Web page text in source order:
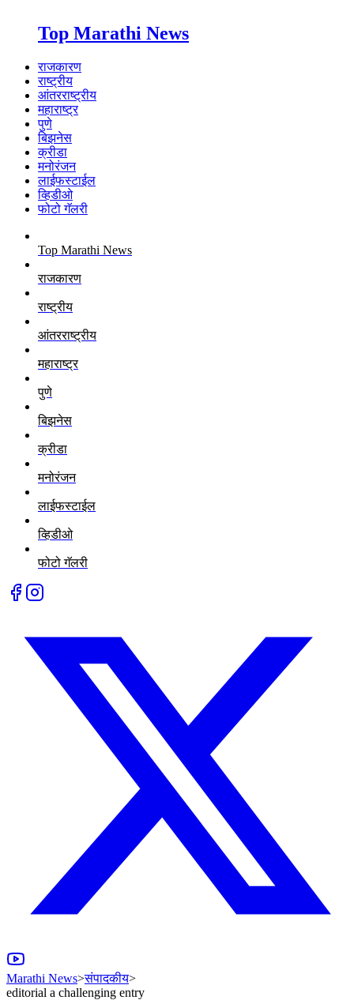
Top Marathi News
राजकारण
राष्ट्रीय
आंतरराष्ट्रीय
महाराष्ट्र
पुणे
बिझनेस
क्रीडा
मनोरंजन
लाईफस्टाईल
व्हिडीओ
फोटो गॅलरी
Top Marathi News
राजकारण
राष्ट्रीय
आंतरराष्ट्रीय
महाराष्ट्र
पुणे
बिझनेस
क्रीडा
मनोरंजन
लाईफस्टाईल
व्हिडीओ
फोटो गॅलरी
Marathi News>संपादकीय>
editorial a challenging entry